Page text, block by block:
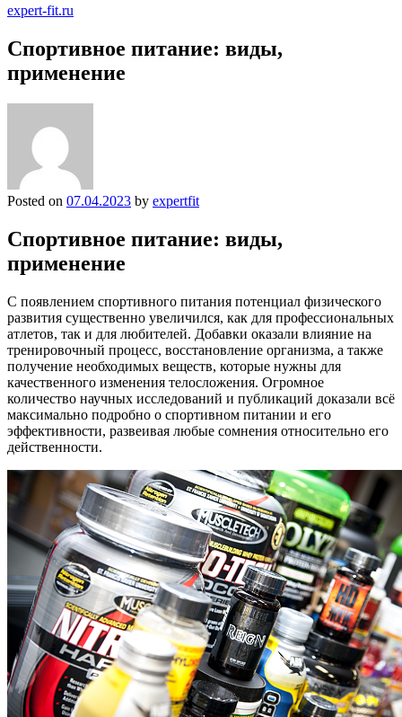
expert-fit.ru
Спортивное питание: виды,
применение
Posted on 07.04.2023 by expertfit
Спортивное питание: виды,
применение
С появлением спортивного питания потенциал физического
развития существенно увеличился, как для профессиональных
атлетов, так и для любителей. Добавки оказали влияние на
тренировочный процесс, восстановление организма, а также
получение необходимых веществ, которые нужны для
качественного изменения телосложения. Огромное
количество научных исследований и публикаций доказали всё
максимально подробно о спортивном питании и его
эффективности, развеивая любые сомнения относительно его
действенности.